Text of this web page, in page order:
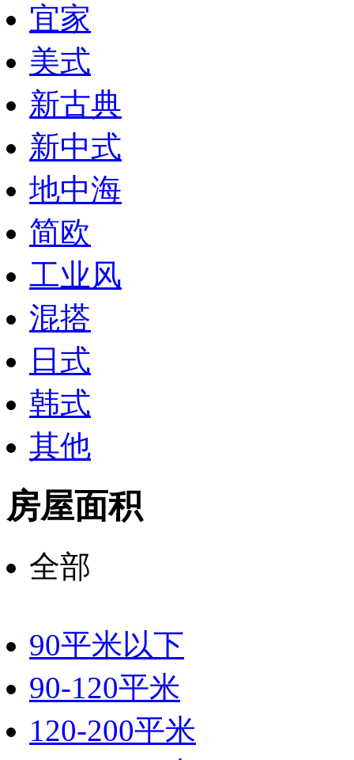
宜家
美式
新古典
新中式
地中海
简欧
工业风
混搭
日式
韩式
其他
房屋面积
全部
90平米以下
90-120平米
120-200平米